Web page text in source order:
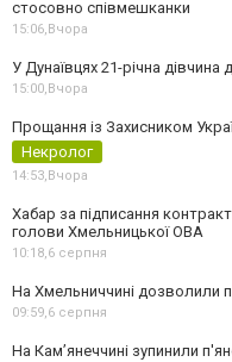
стосовно співмешканки
15:06,Вчора
У Дунаївцях 21-річна дівчина
15:00,Вчора
Прощання із Захисником
Некролог
14:53,Вчора
Хабар за підписання
голови Хмельницької ОВА
10:18,6 серпня
На Хмельниччині дозволили
09:59,6 серпня
На Камʼянеччині зупинили